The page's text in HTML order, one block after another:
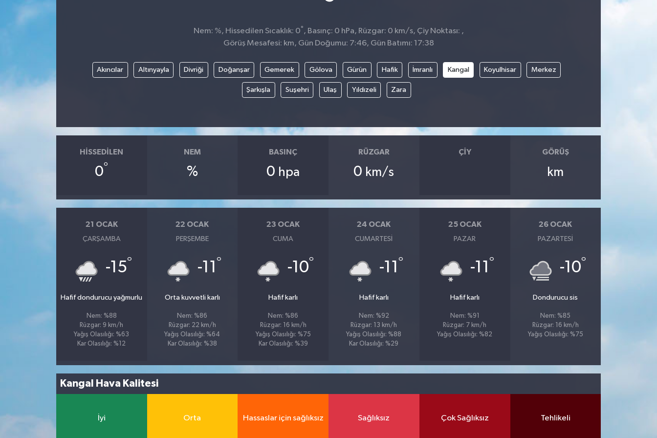
Nem: %, Hissedilen Sıcaklık: 0° , Basınç: 0 hPa, Rüzgar: 0 km/s, Çiy Noktası: ,
Görüş Mesafesi: km, Gün Doğumu: 7:46, Gün Batımı: 17:38
Akıncılar Altınyayla Divriği Doğanşar Gemerek Gölova Gürün Hafik İmranlı Kangal Koyulhisar Merkez
Şarkışla Suşehri Ulaş Yıldızeli Zara
HISSEDILEN
0°
NEM
%
BASINÇ
0 hpa
RÜZGAR
0 km/s
ÇIY GÖRÜŞ
km
21 OCAK
ÇARŞAMBA
-15°
Hafif dondurucu yağmurlu
Nem: %88
Rüzgar: 9 km/h
Yağış Olasılığı: %63
Kar Olasılığı: %12
22 OCAK
PERŞEMBE
-11 °
Orta kuvvetli karlı
Nem: %86
Rüzgar: 22 km/h
Yağış Olasılığı: %64
Kar Olasılığı: %38
23 OCAK
CUMA
-10°
Hafif karlı
Nem: %86
Rüzgar: 16 km/h
Yağış Olasılığı: %75
Kar Olasılığı: %39
24 OCAK
CUMARTESI
-11 °
Hafif karlı
Nem: %92
Rüzgar: 13 km/h
Yağış Olasılığı: %88
Kar Olasılığı: %29
25 OCAK
PAZAR
-11 °
Hafif karlı
Nem: %91
Rüzgar: 7 km/h
Yağış Olasılığı: %82
26 OCAK
PAZARTESI
-10°
Dondurucu sis
Nem: %85
Rüzgar: 16 km/h
Yağış Olasılığı: %75
Kangal Hava Kalitesi
İyi Orta Hassaslar için sağlıksız Sağlıksız Çok Sağlıksız Tehlikeli
DÜNYA
KENT GÜNDEMİ
KÜLTÜR-SANAT
MANŞET
OLAY